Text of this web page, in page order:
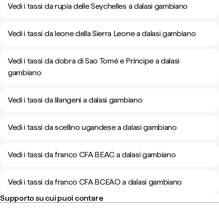
Vedi i tassi da rupia delle Seychelles a dalasi gambiano
Vedi i tassi da leone della Sierra Leone a dalasi gambiano
Vedi i tassi da dobra di Sao Tomé e Príncipe a dalasi
gambiano
Vedi i tassi da lilangeni a dalasi gambiano
Vedi i tassi da scellino ugandese a dalasi gambiano
Vedi i tassi da franco CFA BEAC a dalasi gambiano
Vedi i tassi da franco CFA BCEAO a dalasi gambiano
Supporto su cui puoi contare